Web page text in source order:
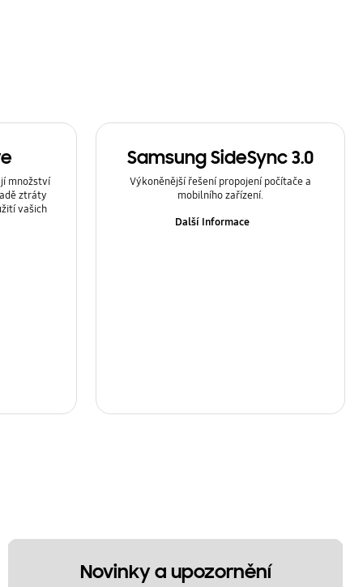
množství
ztráty
vašich
Samsung SideSync 3.0
Výkoněnější řešení propojení počítače a
mobilního zařízení.
Další Informace
Novinky a upozornění